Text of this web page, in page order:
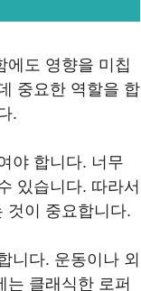
에도 영향을 미칩
중요한 역할을 합
.
야 합니다. 너무
있습니다. 따라서
것이 중요합니다.
니다. 운동이나 외
는 클래식한 로퍼